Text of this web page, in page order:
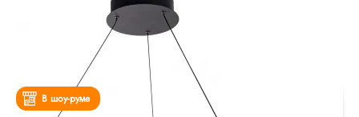
В шоу-руме